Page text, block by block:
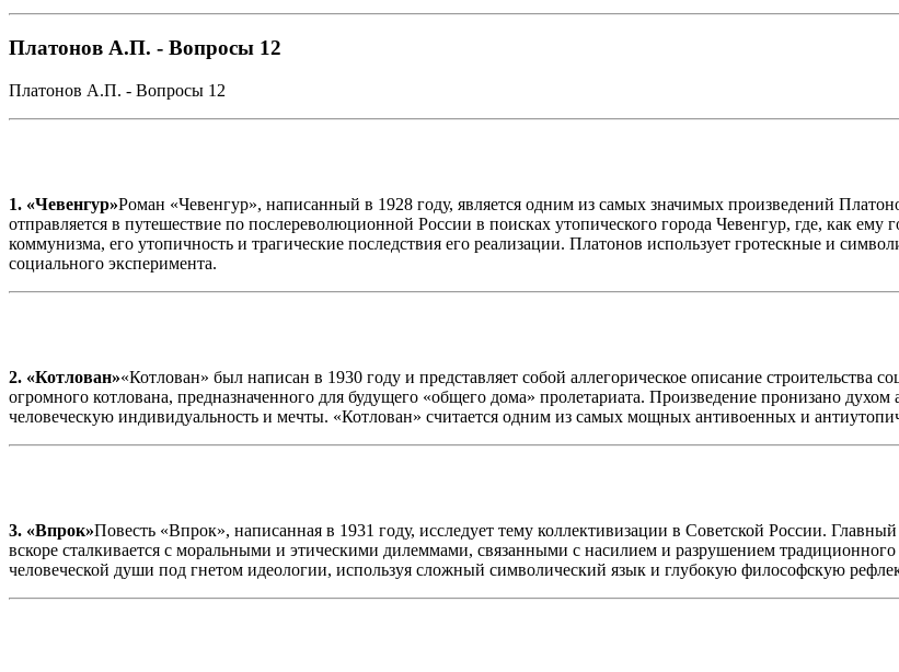
Платонов А.П. - Вопросы 12
Платонов А.П. - Вопросы 12
1. «Чевенгур»Роман «Чевенгур», написанный в 1928 году, является одним из самых значимых произведений
отправляется в путешествие по послереволюционной России в поисках утопического города Чевенгур, где, как
коммунизма, его утопичность и трагические последствия его реализации. Платонов использует гротескные и
социального эксперимента.
2. «Котлован»«Котлован» был написан в 1930 году и представляет собой аллегорическое описание
огромного котлована, предназначенного для будущего «общего дома» пролетариата. Произведение пронизано
человеческую индивидуальность и мечты. «Котлован» считается одним из самых мощных антивоенных и
3. «Впрок»Повесть «Впрок», написанная в 1931 году, исследует тему коллективизации в Советской России.
вскоре сталкивается с моральными и этическими дилеммами, связанными с насилием и разрушением
человеческой души под гнетом идеологии, используя сложный символический язык и глубокую философскую